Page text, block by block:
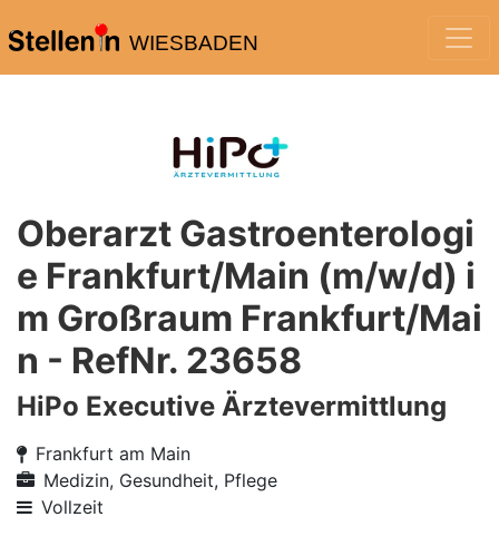
WIESBADEN
Oberarzt Gastroenterologi
e Frankfurt/Main (m/w/d) i
m Großraum Frankfurt/Mai
n - RefNr. 23658
HiPo Executive Ärztevermittlung
Frankfurt am Main
Medizin, Gesundheit, Pflege
Vollzeit